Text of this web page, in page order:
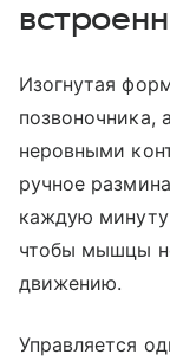
Изогнутая
позвоночника,
неровными
ручное
каждую
чтобы мышцы
движению.
Управляется